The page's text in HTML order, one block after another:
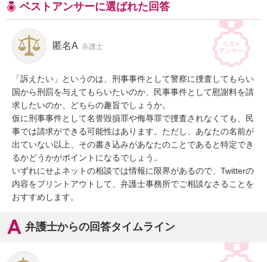
ベストアンサーに選ばれた回答
匿名A 弁護士
「訴えたい」というのは、刑事事件として警察に捜査してもらい
国から刑罰を与えてもらいたいのか、民事事件として慰謝料を請
求したいのか、どちらの趣旨でしょうか。
仮に刑事事件として名誉毀損罪や侮辱罪で捜査されなくても、民
事では請求ができる可能性はあります。ただし、あなたの名前が
出ていない以上、その書き込みがあなたのことであると特定でき
るかどうかがポイントになるでしょう。
いずれにせよネットの相談では情報に限界があるので、Twitterの
内容をプリントアウトして、弁護士事務所でご相談なさることを
おすすめします。
弁護士からの回答タイムライン